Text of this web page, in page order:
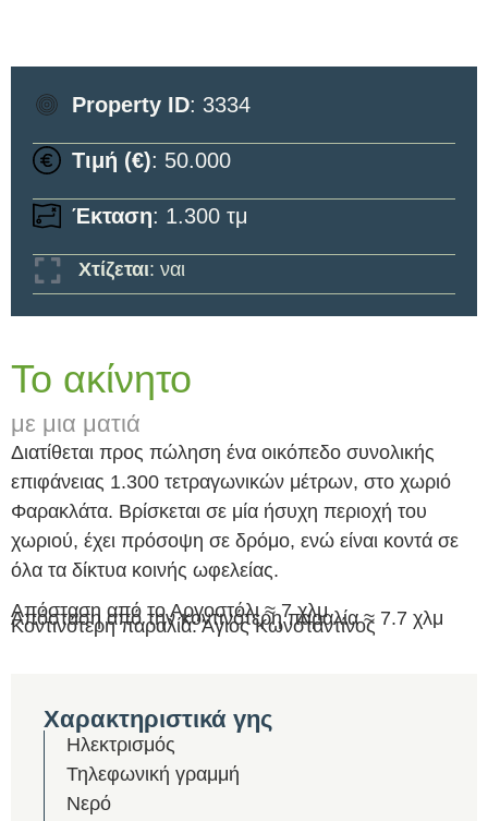
Property ID: 3334
Τιμή (€): 50.000
Έκταση: 1.300 τμ
Χτίζεται: ναι
Το ακίνητο
με μια ματιά
Διατίθεται προς πώληση ένα οικόπεδο συνολικής
επιφάνειας 1.300 τετραγωνικών μέτρων, στο χωριό
Φαρακλάτα. Βρίσκεται σε μία ήσυχη περιοχή του
χωριού, έχει πρόσοψη σε δρόμο, ενώ είναι κοντά σε
όλα τα δίκτυα κοινής ωφελείας.
Απόσταση από το Αργοστόλι ≈ 7 χλμ
Απόσταση από την κοντινότερη παραλία ≈ 7.7 χλμ
Κοντινότερη παραλία: Άγιος Κωνσταντίνος
Χαρακτηριστικά γης
Ηλεκτρισμός
Τηλεφωνική γραμμή
Νερό